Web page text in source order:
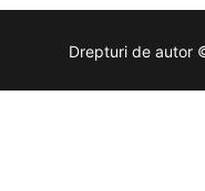
Drepturi de autor